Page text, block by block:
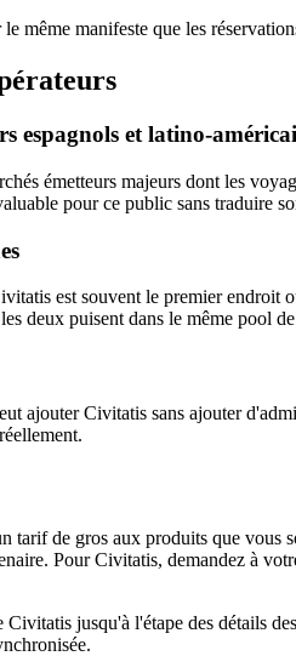
même manifeste que les
espagnols et latino-
émetteurs majeurs dont les
pour ce public sans traduire
est souvent le premier
deux puisent dans le même pool de
ajouter Civitatis sans ajouter
de gros aux produits que
Pour Civitatis, demandez à
jusqu'à l'étape des détails